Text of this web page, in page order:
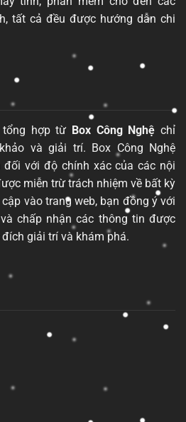
tất cả đều được hướng dẫn chi
hợp từ Box Công Nghệ chỉ
và giải trí. Box Công Nghệ
đối với độ chính xác của các nội
miễn trừ trách nhiệm về bất kỳ
vào trang web, bạn đồng ý với
chấp nhận các thông tin được
giải trí và khám phá.